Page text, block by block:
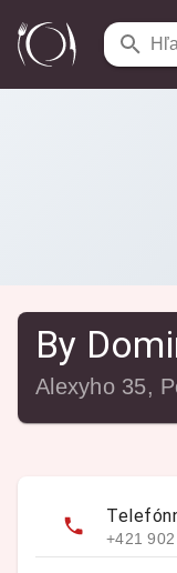
Reštaurácie / By
By
+421